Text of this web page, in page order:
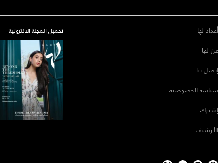
أعداد لها
عن لها
إتصل بنا
سياسة الخصوصية
إشترك
الأرشيف
تحميل المجلة الاكترونية